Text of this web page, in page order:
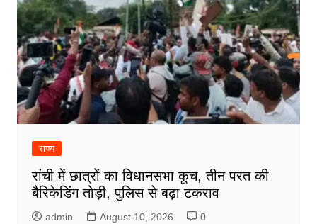
राज्य
रांची में छात्रों का विधानसभा कूच, तीन परत की
बैरिकेडिंग तोड़ी, पुलिस से बढ़ा टकराव
admin August 10, 2026 0